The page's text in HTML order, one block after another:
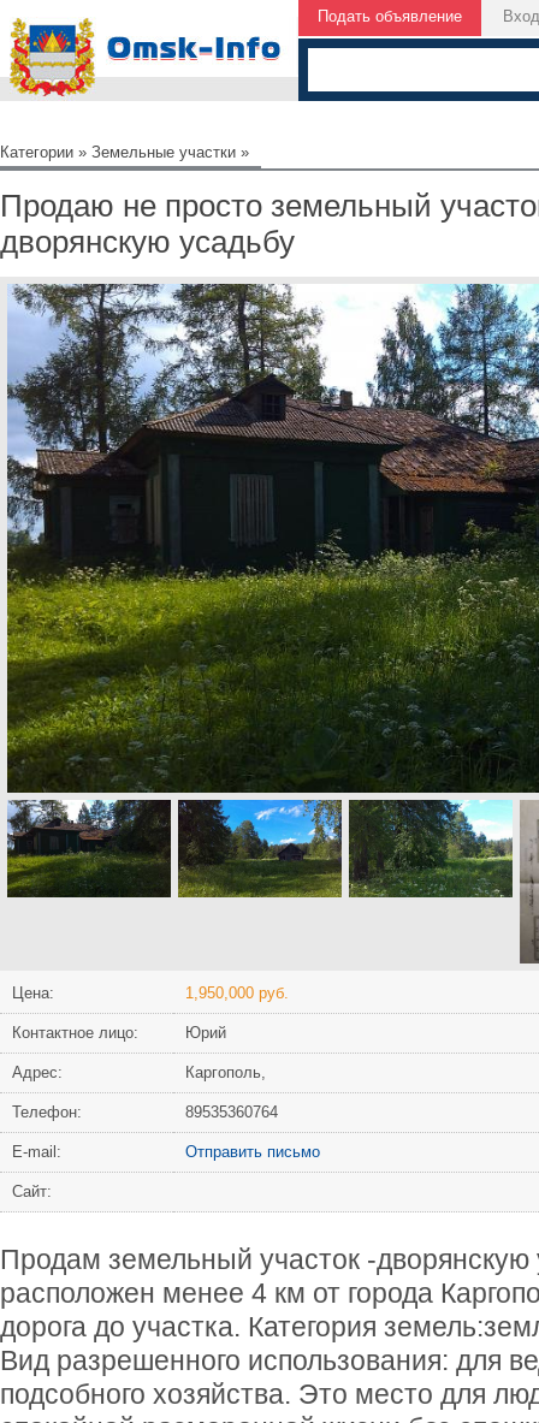
Подать объявление Вход
Категории » Земельные участки »
Продаю не просто земельный
дворянскую усадьбу
Цена: 1,950,000 руб.
Контактное лицо: Юрий
Адрес: Каргополь,
Телефон: 89535360764
Е-mail: Отправить письмо
Сайт:
Продам земельный участок -дворянскую
расположен менее 4 км от города
дорога до участка. Категория
Вид разрешенного использования: для
подсобного хозяйства. Это место для